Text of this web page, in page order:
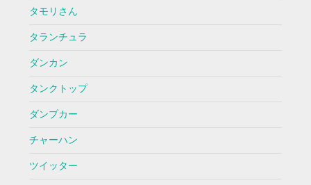
タモリさん
タランチュラ
ダンカン
タンクトップ
ダンプカー
チャーハン
ツイッター